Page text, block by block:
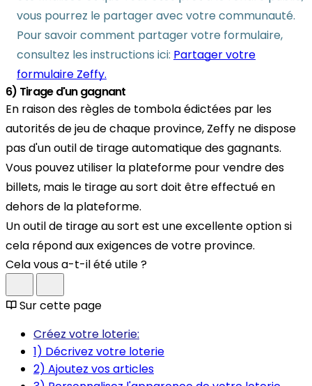
vous pourrez le partager avec votre communauté.
Pour savoir comment partager votre formulaire,
consultez les instructions ici: Partager votre
formulaire Zeffy.
6) Tirage d'un gagnant
En raison des règles de tombola édictées par les
autorités de jeu de chaque province, Zeffy ne dispose
pas d'un outil de tirage automatique des gagnants.
Vous pouvez utiliser la plateforme pour vendre des
billets, mais le tirage au sort doit être effectué en
dehors de la plateforme.
Un outil de tirage au sort est une excellente option si
cela répond aux exigences de votre province.
Cela vous a-t-il été utile ?
Sur cette page
Créez votre loterie:
1) Décrivez votre loterie
2) Ajoutez vos articles